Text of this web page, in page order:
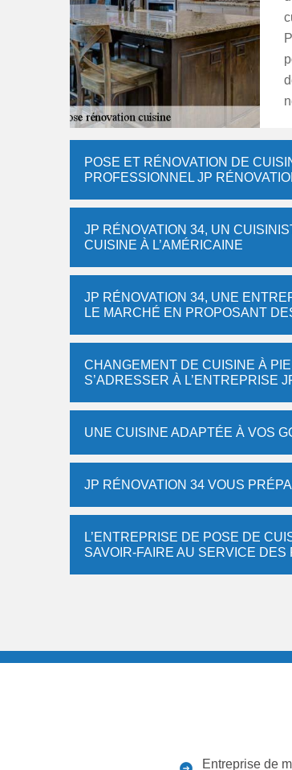
POSE ET RÉNOVATION DE
PROFESSIONNEL JP
JP RÉNOVATION 34, UN
CUISINE À L’AMÉRICAINE
JP RÉNOVATION 34, UNE
LE MARCHÉ EN PROPOSANT
CHANGEMENT DE CUISINE À
S’ADRESSER À L’ENTREPRISE
UNE CUISINE ADAPTÉE À VOS
JP RÉNOVATION 34 VOUS
L’ENTREPRISE DE POSE DE
SAVOIR-FAIRE AU SERVICE
Entreprise de